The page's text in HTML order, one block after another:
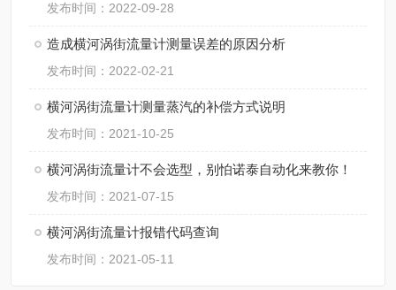
发布时间：2022-09-28
造成横河涡街流量计测量误差的原因分析
发布时间：2022-02-21
横河涡街流量计测量蒸汽的补偿方式说明
发布时间：2021-10-25
横河涡街流量计不会选型，别怕诺泰自动化来教你！
发布时间：2021-07-15
横河涡街流量计报错代码查询
发布时间：2021-05-11